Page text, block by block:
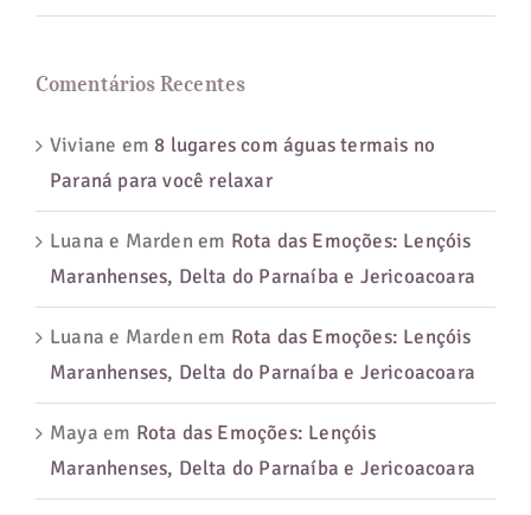
Comentários Recentes
Viviane em 8 lugares com águas termais no
Paraná para você relaxar
Luana e Marden em Rota das Emoções: Lençóis
Maranhenses, Delta do Parnaíba e Jericoacoara
Luana e Marden em Rota das Emoções: Lençóis
Maranhenses, Delta do Parnaíba e Jericoacoara
Maya em Rota das Emoções: Lençóis
Maranhenses, Delta do Parnaíba e Jericoacoara